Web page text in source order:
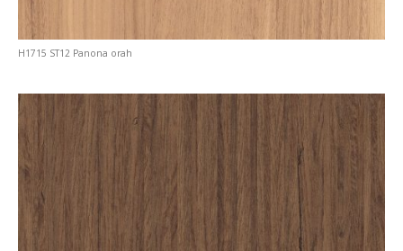
H1715 ST12 Panona orah